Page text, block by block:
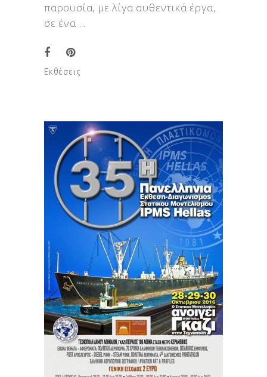
παρουσία, με λίγα αυθεντικά έργα,
σε ένα
Εκθέσεις